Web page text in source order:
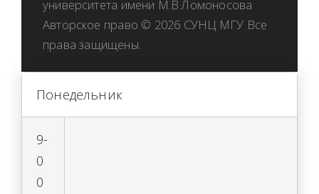
университета имени М.В.Ломоносова
Авторское право © 2026 СУНЦ МГУ Все
права защищены.
Понедельник
9-
0
0